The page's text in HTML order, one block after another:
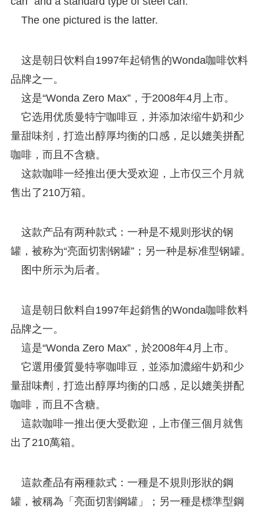
The one pictured is the latter.
这是朝日饮料自1997年起销售的Wonda咖啡饮料
品牌之一。
这是“Wonda Zero Max”，于2008年4月上市。
它选用优质曼特宁咖啡豆，并添加浓缩牛奶和少
量甜味剂，打造出醇厚均衡的口感，足以媲美拼配
咖啡，而且不含糖。
这款咖啡一经推出便大受欢迎，上市仅三个月就
售出了210万箱。
这款产品有两种款式：一种是不规则形状的钢
罐，被称为“亮面切割钢罐”；另一种是标准型钢罐。
图中所示为后者。
這是朝日飲料自1997年起銷售的Wonda咖啡飲料
品牌之一。
這是“Wonda Zero Max”，於2008年4月上市。
它選用優質曼特寧咖啡豆，並添加濃縮牛奶和少
量甜味劑，打造出醇厚均衡的口感，足以媲美拼配
咖啡，而且不含糖。
這款咖啡一推出便大受歡迎，上市僅三個月就售
出了210萬箱。
這款產品有兩種款式：一種是不規則形狀的鋼
罐，被稱為「亮面切割鋼罐」；另一種是標準型鋼